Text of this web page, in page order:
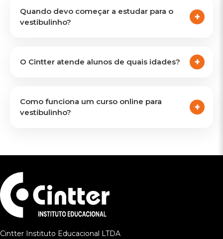
Quando devo começar a estudar para o
vestibulinho?
O Cintter atende alunos de quais idades?
Como funciona um curso online para
vestibulinho?
Cintter Instituto Educacional LTDA